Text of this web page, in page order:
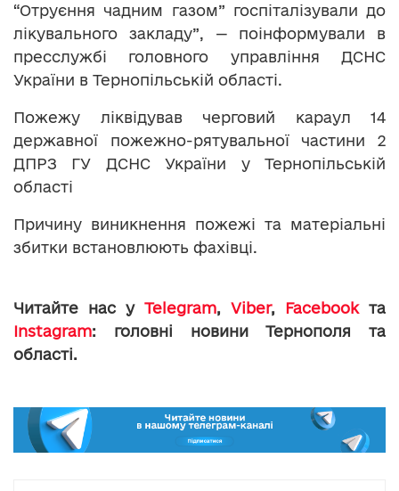
“Отруєння чадним газом” госпіталізували до
лікувального закладу”, — поінформували в
пресслужбі головного управління ДСНС
України в Тернопільській області.
Пожежу ліквідував черговий караул 14
державної пожежно-рятувальної частини 2
ДПРЗ ГУ ДСНС України у Тернопільській
області
Причину виникнення пожежі та матеріальні
збитки встановлюють фахівці.
Читайте нас у Telegram, Viber, Facebookта
Instagram: головні новини Тернополя та
області.